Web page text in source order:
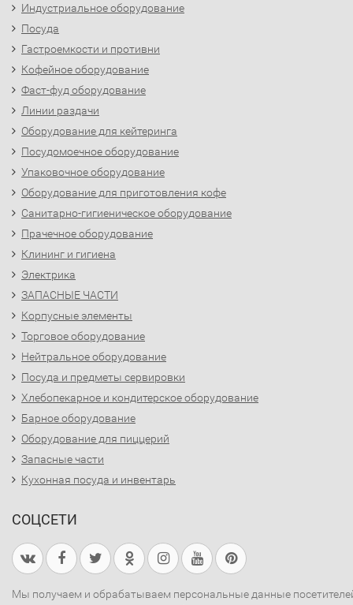
Индустриальное оборудование
Посуда
Гастроемкости и противни
Кофейное оборудование
Фаст-фуд оборудование
Линии раздачи
Оборудование для кейтеринга
Посудомоечное оборудование
Упаковочное оборудование
Оборудование для приготовления кофе
Санитарно-гигиеническое оборудование
Прачечное оборудование
Клининг и гигиена
Электрика
ЗАПАСНЫЕ ЧАСТИ
Корпусные элементы
Торговое оборудование
Нейтральное оборудование
Посуда и предметы сервировки
Хлебопекарное и кондитерское оборудование
Барное оборудование
Оборудование для пиццерий
Запасные части
Кухонная посуда и инвентарь
СОЦСЕТИ
Мы получаем и обрабатываем персональные данные